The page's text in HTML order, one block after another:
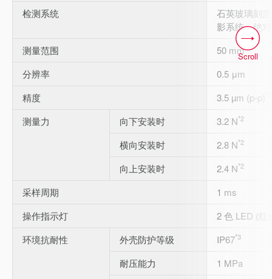
检测系统
石英玻璃刻
影系统、绝
测量范围
50 mm
分辨率
0.5 μm
精度
3.5 µm (p-p)
测量力 向下安装时 3.2 N*2
横向安装时 2.8 N*2
向上安装时 2.4 N*2
采样周期
1 ms
操作指示灯
2 色 LED (红
环境抗耐性
外壳防护等级 IP67*3
耐压能力
1 MPa
Scroll